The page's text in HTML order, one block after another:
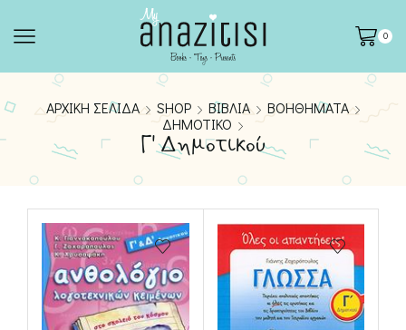
0
ΑΡΧΙΚΉ ΣΕΛΊΔΑ SHOP ΒΙΒΛΊΑ
ΒΟΗΘΉΜΑΤΑ
ΔΗΜΟΤΙΚΟ
Γ' Δημοτικού